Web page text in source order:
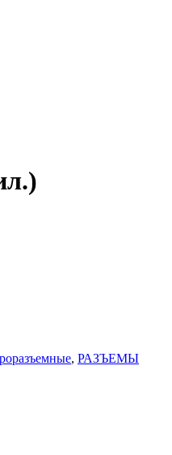
, РАЗЪЕМЫ